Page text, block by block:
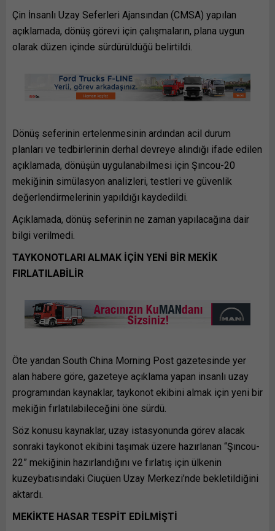
Çin İnsanlı Uzay Seferleri Ajansından (CMSA) yapılan
açıklamada, dönüş görevi için çalışmaların, plana uygun
olarak düzen içinde sürdürüldüğü belirtildi.
Dönüş seferinin ertelenmesinin ardından acil durum
planları ve tedbirlerinin derhal devreye alındığı ifade edilen
açıklamada, dönüşün uygulanabilmesi için Şıncou-20
mekiğinin simülasyon analizleri, testleri ve güvenlik
değerlendirmelerinin yapıldığı kaydedildi.
Açıklamada, dönüş seferinin ne zaman yapılacağına dair
bilgi verilmedi.
TAYKONOTLARI ALMAK İÇİN YENİ BİR MEKİK
FIRLATILABİLİR
Öte yandan South China Morning Post gazetesinde yer
alan habere göre, gazeteye açıklama yapan insanlı uzay
programından kaynaklar, taykonot ekibini almak için yeni bir
mekiğin fırlatılabileceğini öne sürdü.
Söz konusu kaynaklar, uzay istasyonunda görev alacak
sonraki taykonot ekibini taşımak üzere hazırlanan “Şıncou-
22” mekiğinin hazırlandığını ve fırlatış için ülkenin
kuzeybatısındaki Ciuçüen Uzay Merkezi’nde bekletildiğini
aktardı.
MEKİKTE HASAR TESPİT EDİLMİŞTİ